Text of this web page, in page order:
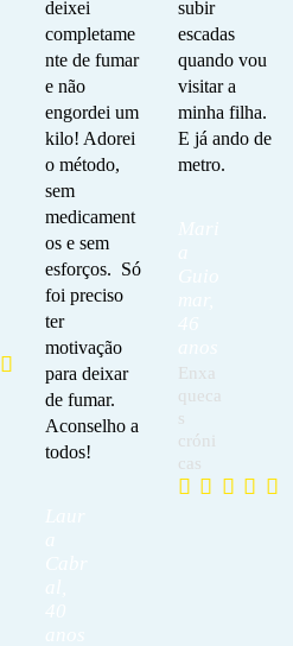
deixei
completame
nte de fumar
e não
engordei um
kilo! Adorei
o método,
sem
medicament
os e sem
esforços. Só
foi preciso
ter
motivação
para deixar
de fumar.
Aconselho a
todos!
subir
escadas
quando vou
visitar a
minha filha.
E já ando de
metro.
Enxa
queca
s
cróni
cas